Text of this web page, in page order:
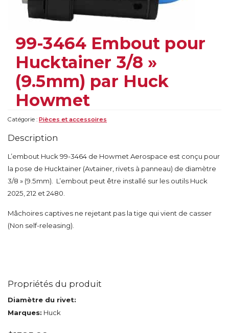
99-3464 Embout pour
Hucktainer 3/8 »
(9.5mm) par Huck
Howmet
Catégorie : Pièces et accessoires
Description
L’embout Huck 99-3464 de Howmet Aerospace est conçu pour
la pose de Hucktainer (Avtainer, rivets à panneau) de diamètre
3/8 » (9.5mm). L’embout peut être installé sur les outils Huck
2025, 212 et 2480.
Mâchoires captives ne rejetant pas la tige qui vient de casser
(Non self-releasing).
Propriétés du produit
Diamètre du rivet:
Marques: Huck